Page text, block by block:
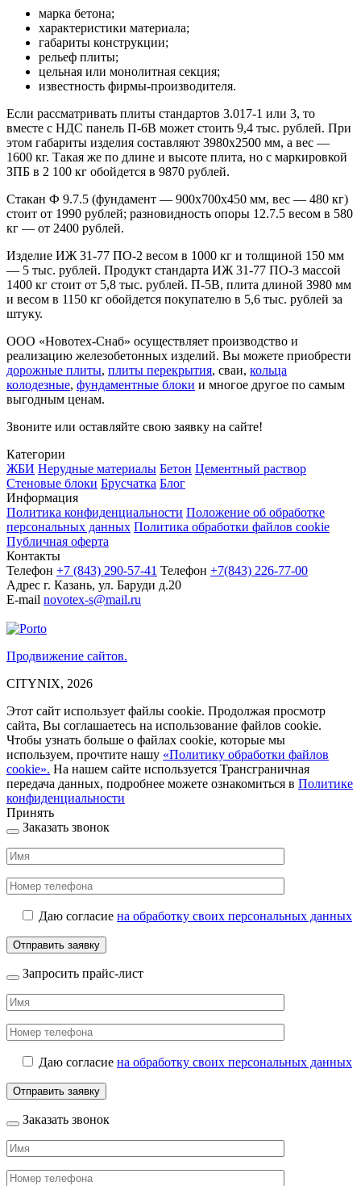
марка бетона;
характеристики материала;
габариты конструкции;
рельеф плиты;
цельная или монолитная секция;
известность фирмы-производителя.
Если рассматривать плиты стандартов 3.017-1 или 3, то
вместе с НДС панель П-6В может стоить 9,4 тыс. рублей. При
этом габариты изделия составляют 3980х2500 мм, а вес —
1600 кг. Такая же по длине и высоте плита, но с маркировкой
ЗПБ в 2 100 кг обойдется в 9870 рублей.
Стакан Ф 9.7.5 (фундамент — 900х700х450 мм, вес — 480 кг)
стоит от 1990 рублей; разновидность опоры 12.7.5 весом в 580
кг — от 2400 рублей.
Изделие ИЖ 31-77 ПО-2 весом в 1000 кг и толщиной 150 мм
— 5 тыс. рублей. Продукт стандарта ИЖ 31-77 ПО-3 массой
1400 кг стоит от 5,8 тыс. рублей. П-5В, плита длиной 3980 мм
и весом в 1150 кг обойдется покупателю в 5,6 тыс. рублей за
штуку.
ООО «Новотех-Снаб» осуществляет производство и
реализацию железобетонных изделий. Вы можете приобрести
дорожные плиты, плиты перекрытия, сваи, кольца
колодезные, фундаментные блоки и многое другое по самым
выгодным ценам.
Звоните или оставляйте свою заявку на сайте!
Категории
ЖБИ Нерудные материалы Бетон Цементный раствор
Стеновые блоки Брусчатка Блог
Информация
Политика конфиденциальности Положение об обработке
персональных данных Политика обработки файлов cookie
Публичная оферта
Контакты
Телефон +7 (843) 290-57-41 Телефон +7(843) 226-77-00
Адрес г. Казань, ул. Баруди д.20
E-mail novotex-s@mail.ru
Продвижение сайтов.
CITYNIX, 2026
Этот сайт использует файлы cookie. Продолжая просмотр
сайта, Вы соглашаетесь на использование файлов cookie.
Чтобы узнать больше о файлах cookie, которые мы
используем, прочтите нашу «Политику обработки файлов
cookie». На нашем сайте используется Трансграничная
передача данных, подробнее можете ознакомиться в Политике
конфиденциальности
Принять
Заказать звонок
Даю согласие на обработку своих персональных данных
Запросить прайс-лист
Даю согласие на обработку своих персональных данных
Заказать звонок